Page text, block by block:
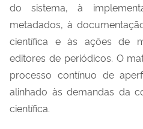
do sistema, à
metadados, à
científica e às ações de
editores de periódicos. O
processo contínuo de
alinhado às demandas da
científica.